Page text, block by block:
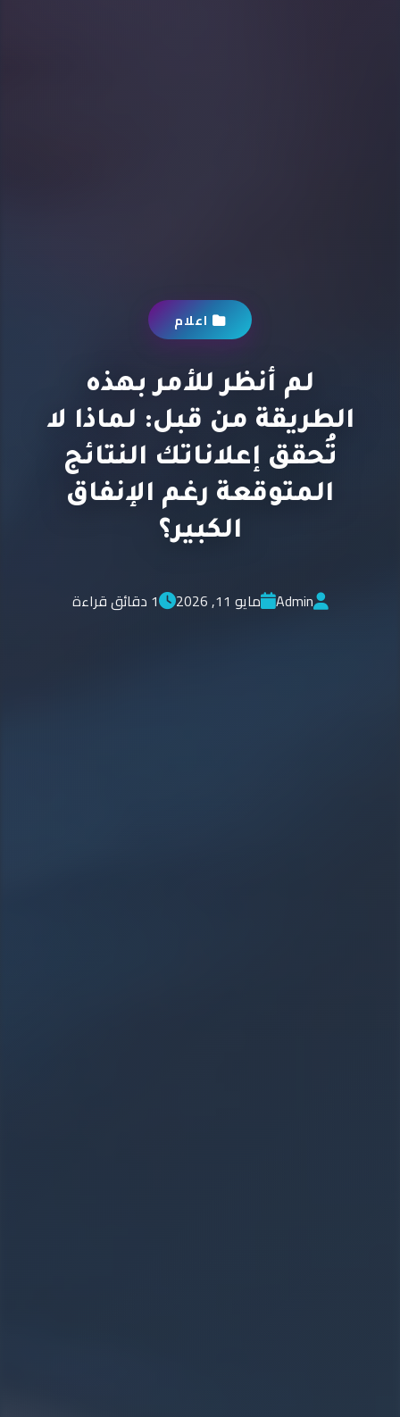
اعلام
لم أنظر للأمر بهذه
الطريقة من قبل: لماذا لا
تُحقق إعلاناتك النتائج
المتوقعة رغم الإنفاق
الكبير؟
Admin مايو 11, 2026 1 دقائق قراءة